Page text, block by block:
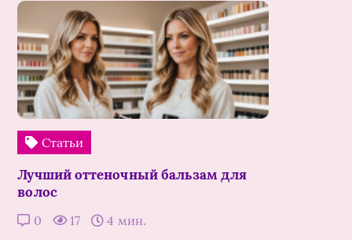
Статьи
Лучший оттеночный бальзам для
волос
0 17 4 мин.